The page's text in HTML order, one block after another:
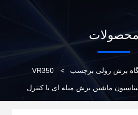
برش رولی برچسب >
VR350
ماشین برش میله ای با کنترل